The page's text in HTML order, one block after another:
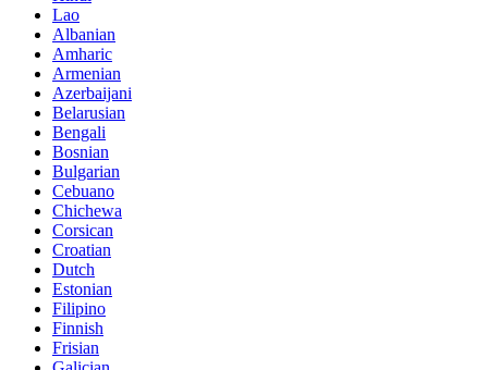
Lao
Albanian
Amharic
Armenian
Azerbaijani
Belarusian
Bengali
Bosnian
Bulgarian
Cebuano
Chichewa
Corsican
Croatian
Dutch
Estonian
Filipino
Finnish
Frisian